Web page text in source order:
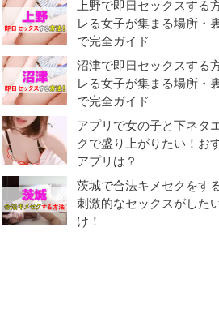
上野で即日セックスする
レる女子が集まる場所・
で完全ガイド
沼津で即日セックスする
レる女子が集まる場所・
で完全ガイド
アプリで女の子と下ネタ
クで盛り上がりたい！お
アプリは？
茨城で合法キメセクをす
刺激的なセックスがした
け！